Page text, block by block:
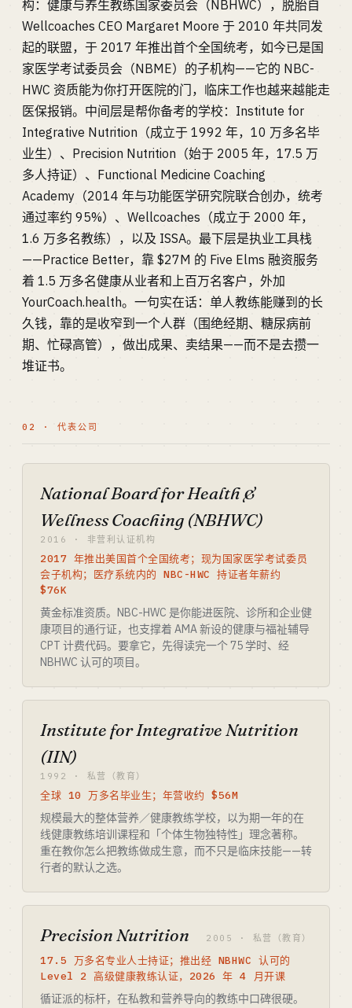
构：健康与养生教练国家委员会（NBHWC），脱胎自
Wellcoaches CEO Margaret Moore 于 2010 年共同发
起的联盟，于 2017 年推出首个全国统考，如今已是国
家医学考试委员会（NBME）的子机构——它的 NBC-
HWC 资质能为你打开医院的门，临床工作也越来越能走
医保报销。中间层是帮你备考的学校：Institute for
Integrative Nutrition（成立于 1992 年，10 万多名毕
业生）、Precision Nutrition（始于 2005 年，17.5 万
多人持证）、Functional Medicine Coaching
Academy（2014 年与功能医学研究院联合创办，统考
通过率约 95%）、Wellcoaches（成立于 2000 年，
1.6 万多名教练），以及 ISSA。最下层是执业工具栈
——Practice Better，靠 $27M 的 Five Elms 融资服务
着 1.5 万多名健康从业者和上百万名客户，外加
YourCoach.health。一句实在话：单人教练能赚到的长
久钱，靠的是收窄到一个人群（围绝经期、糖尿病前
期、忙碌高管），做出成果、卖结果——而不是去攒一
堆证书。
02 · 代表公司
National Board for Health &
Wellness Coaching (NBHWC)
2016 · 非营利认证机构
2017 年推出美国首个全国统考；现为国家医学考试委员
会子机构；医疗系统内的 NBC-HWC 持证者年薪约
$76K
黄金标准资质。NBC-HWC 是你能进医院、诊所和企业健
康项目的通行证，也支撑着 AMA 新设的健康与福祉辅导
CPT 计费代码。要拿它，先得读完一个 75 学时、经
NBHWC 认可的项目。
Institute for Integrative Nutrition
(IIN)
1992 · 私营（教育）
全球 10 万多名毕业生；年营收约 $56M
规模最大的整体营养／健康教练学校，以为期一年的在
线健康教练培训课程和「个体生物独特性」理念著称。
重在教你怎么把教练做成生意，而不只是临床技能——转
行者的默认之选。
Precision Nutrition 2005 · 私营（教育）
17.5 万多名专业人士持证；推出经 NBHWC 认可的
Level 2 高级健康教练认证，2026 年 4 月开课
循证派的标杆，在私教和营养导向的教练中口碑很硬。